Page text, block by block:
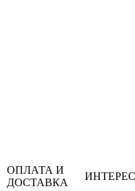
ОПЛАТА И
ДОСТАВКА